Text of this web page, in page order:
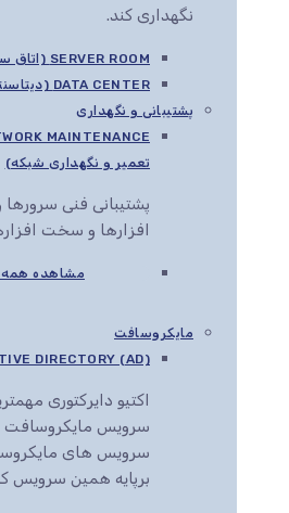
نگهداری کند.
SERVER ROOM (اتاق سرور)
DATA CENTER (دیتاسنتر)
پشتیبانی و نگهداری
تعمیر و نگهداری شبکه)
پشتیبانی فنی سرورها
افزارها و سخت
مشاهده
مایکروسافت
DIRECTORY (AD)
اکتیو دایرکتوری
سرویس مایکروسافت
سرویس های
برپایه همین سرویس